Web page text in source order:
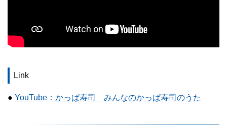
Link
● YouTube：かっぱ寿司 みんなのかっぱ寿司のうた